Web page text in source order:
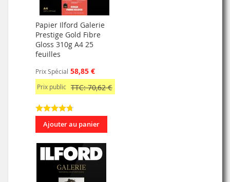
Papier Ilford Galerie
Prestige Gold Fibre
Gloss 310g A4 25
feuilles
Prix Spécial 58,85 €
Prix public TTC: 70,62 €
Ajouter au panier